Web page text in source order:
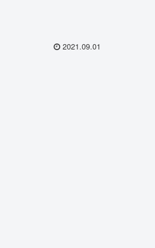
2021.09.01